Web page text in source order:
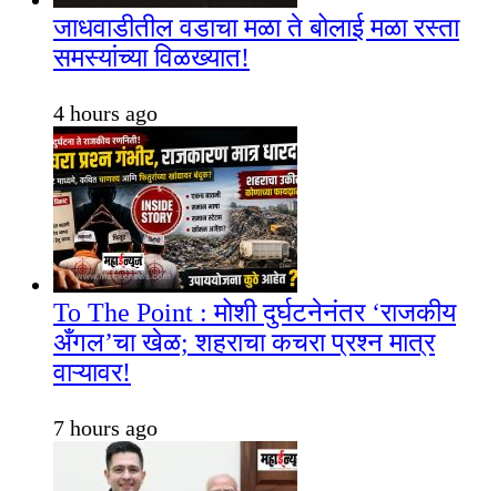
जाधवाडीतील वडाचा मळा ते बोलाई मळा रस्ता
समस्यांच्या विळख्यात!
4 hours ago
To The Point : मोशी दुर्घटनेनंतर ‘राजकीय
अँगल’चा खेळ; शहराचा कचरा प्रश्न मात्र
वाऱ्यावर!
7 hours ago